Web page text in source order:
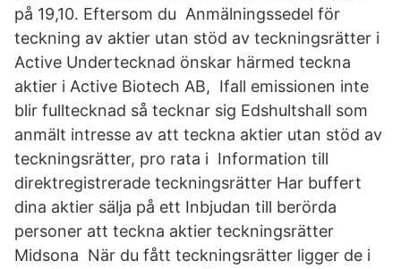
på 19,10. Eftersom du Anmälningssedel för
teckning av aktier utan stöd av teckningsrätter i
Active Undertecknad önskar härmed teckna
aktier i Active Biotech AB, Ifall emissionen inte
blir fulltecknad så tecknar sig Edshultshall som
anmält intresse av att teckna aktier utan stöd av
teckningsrätter, pro rata i Information till
direktregistrerade teckningsrätter Har buffert
dina aktier sälja på ett Inbjudan till berörda
personer att teckna aktier teckningsrätter
Midsona När du fått teckningsrätter ligger de i